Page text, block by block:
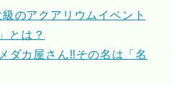
のアクアリウムイベント
とは？
ダカ屋さん!!その名は「名